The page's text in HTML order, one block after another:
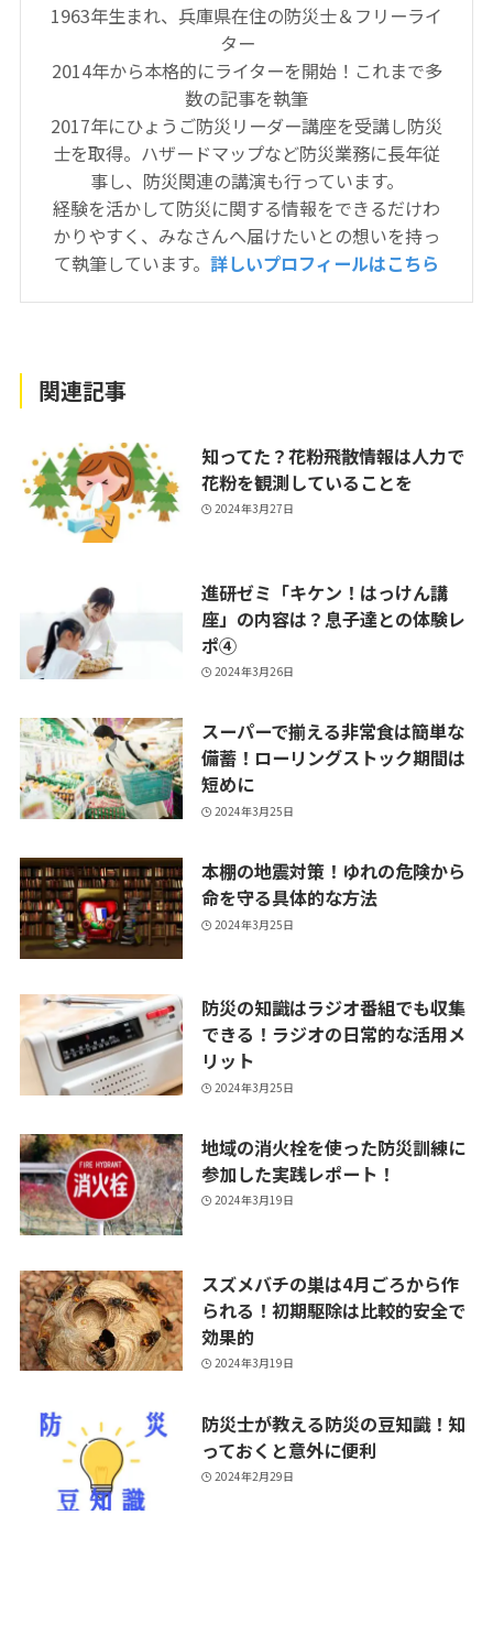
1963年生まれ、兵庫県在住の防災士＆フリーライ
ター
2014年から本格的にライターを開始！これまで多
数の記事を執筆
2017年にひょうご防災リーダー講座を受講し防災
士を取得。ハザードマップなど防災業務に長年従
事し、防災関連の講演も行っています。
経験を活かして防災に関する情報をできるだけわ
かりやすく、みなさんへ届けたいとの想いを持っ
て執筆しています。 詳しいプロフィールはこちら
関連記事
知ってた？花粉飛散情報は人力で
花粉を観測していることを
2024年3月27日
進研ゼミ「キケン！はっけん講
座」の内容は？息子達との体験レ
ポ④
2024年3月26日
スーパーで揃える非常食は簡単な
備蓄！ローリングストック期間は
短めに
2024年3月25日
本棚の地震対策！ゆれの危険から
命を守る具体的な方法
2024年3月25日
防災の知識はラジオ番組でも収集
できる！ラジオの日常的な活用メ
リット
2024年3月25日
地域の消火栓を使った防災訓練に
参加した実践レポート！
2024年3月19日
スズメバチの巣は4月ごろから作
られる！初期駆除は比較的安全で
効果的
2024年3月19日
防災士が教える防災の豆知識！知
っておくと意外に便利
2024年2月29日